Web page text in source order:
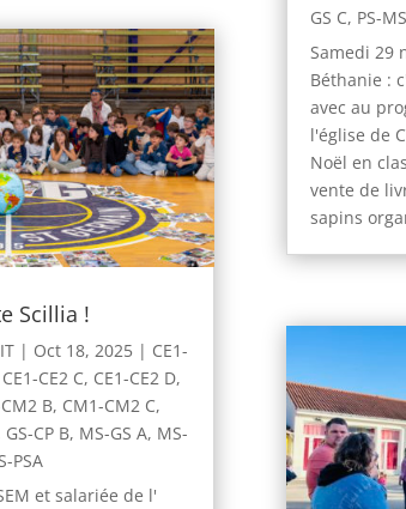
Scillia !
| Oct 18, 2025 | CE1-
CE1-CE2 C, CE1-CE2 D,
B, CM1-CM2 C,
GS-CP B, MS-GS A, MS-
PSA
et salariée de l'
GS C, PS-
Samedi 29
Béthanie :
avec au
l'église de
Noël en
vente de
sapins